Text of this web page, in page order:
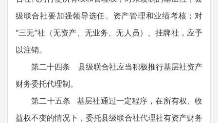
级联合社要加强领导选任、资产管理和业绩考核；对
“三无”社（无资产、无业务、无人员）、挂牌社，应予
以注销。
第二十四条 县级联合社应当积极推行基层社资产
财务委托代理制。
第二十五条 基层社通过一定程序，在所有权、收
益权不变的情况下，委托县级联合社代理社有资产财务